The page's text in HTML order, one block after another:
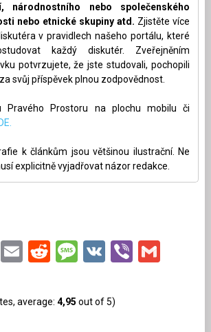
národnostního nebo společenského
nebo etnické skupiny atd. Zjistěte více
v pravidlech našeho portálu, které
každý diskutér. Zveřejněním
potvrzujete, že jste studovali, pochopili
svůj příspěvek plnou zodpovědnost.
Pravého Prostoru na plochu mobilu či
k článkům jsou většinou ilustrační. Ne
explicitně vyjadřovat názor redakce.
EmailRedditMessage
VKViber
average: 4,95 out of 5)